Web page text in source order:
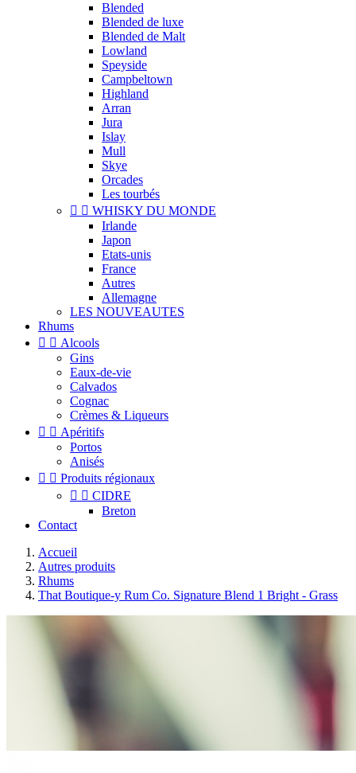
Blended
Blended de luxe
Blended de Malt
Lowland
Speyside
Campbeltown
Highland
Arran
Jura
Islay
Mull
Skye
Orcades
Les tourbés
  WHISKY DU MONDE
Irlande
Japon
Etats-unis
France
Autres
Allemagne
LES NOUVEAUTES
Rhums
  Alcools
Gins
Eaux-de-vie
Calvados
Cognac
Crèmes & Liqueurs
  Apéritifs
Portos
Anisés
  Produits régionaux
  CIDRE
Breton
Contact
Accueil
Autres produits
Rhums
That Boutique-y Rum Co. Signature Blend 1 Bright - Grass